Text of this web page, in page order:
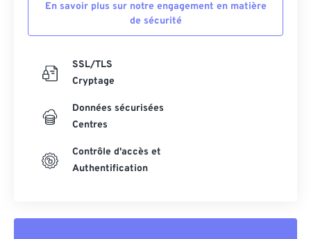
En savoir plus sur notre engagement en matière
de sécurité
SSL/TLS
Cryptage
Données sécurisées
Centres
Contrôle d'accès et
Authentification